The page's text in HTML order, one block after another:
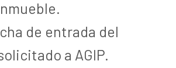
de entrada del
a AGIP.